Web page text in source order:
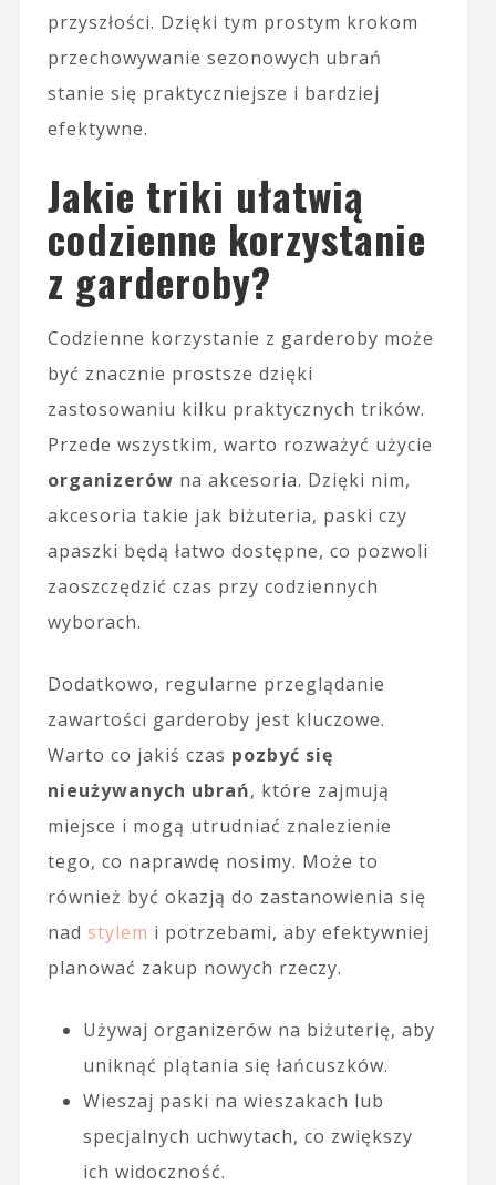
przyszłości. Dzięki tym prostym krokom
przechowywanie sezonowych ubrań
stanie się praktyczniejsze i bardziej
efektywne.
Jakie triki ułatwią
codzienne korzystanie
z garderoby?
Codzienne korzystanie z garderoby może
być znacznie prostsze dzięki
zastosowaniu kilku praktycznych trików.
Przede wszystkim, warto rozważyć użycie
organizerów na akcesoria. Dzięki nim,
akcesoria takie jak biżuteria, paski czy
apaszki będą łatwo dostępne, co pozwoli
zaoszczędzić czas przy codziennych
wyborach.
Dodatkowo, regularne przeglądanie
zawartości garderoby jest kluczowe.
Warto co jakiś czas pozbyć się
nieużywanych ubrań, które zajmują
miejsce i mogą utrudniać znalezienie
tego, co naprawdę nosimy. Może to
również być okazją do zastanowienia się
nad stylem i potrzebami, aby efektywniej
planować zakup nowych rzeczy.
Używaj organizerów na biżuterię, aby
uniknąć plątania się łańcuszków.
Wieszaj paski na wieszakach lub
specjalnych uchwytach, co zwiększy
ich widoczność.